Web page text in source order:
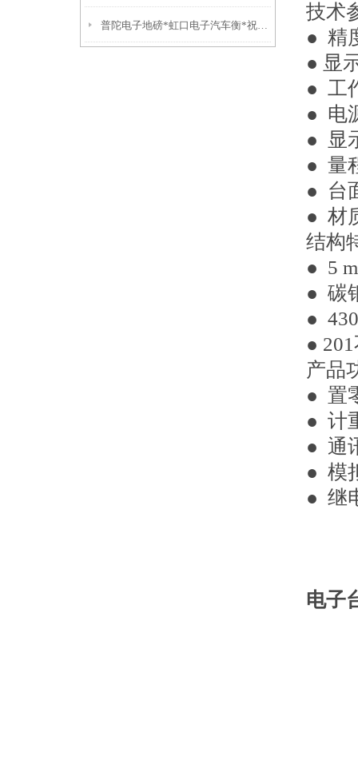
普陀电子地磅*虹口电子汽车衡*祝桥无人值守汽车衡
技术
● 精
● 显
● 工
● 电
● 显
● 量
● 台
● 材
结构
● 5
● 碳
●
●
产品
● 置
● 计
● 通
● 模
● 继
电子